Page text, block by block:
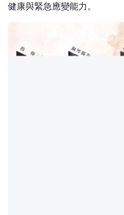
健康與緊急應變能力。